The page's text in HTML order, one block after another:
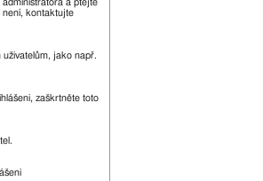
a ptejte
není, kontaktujte
jako např.
zaškrtněte toto